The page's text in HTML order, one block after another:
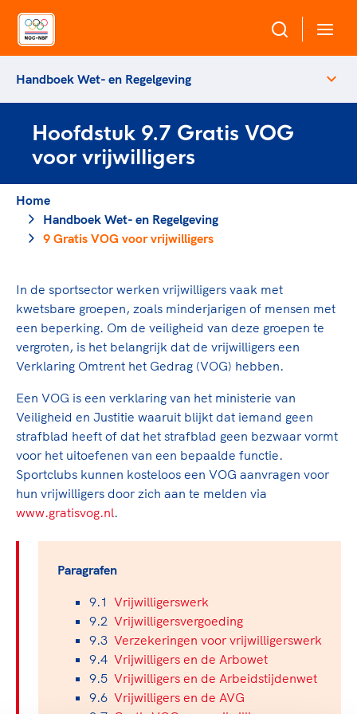
Over NOC*NSF
Sportagenda 2032
Leden
Algemene Vergadering
Raad van Toezicht en Bestuur
Merkbescherming NOC*NSF
Onze partners
Geven aan Sport
Sportakkoord II
TeamNL kids
Olympische geschiedenis
Nieuwspagina
Sport gaat niet vanzelf
Sportdeelname
Bonden en professionals in de sport
Beleidsmedewerkers
Clubbestuurders
Trainer-coaches
Officials
Veilige en integere sport
Diversiteit en inclusie
Gezonde sportomgeving
Duurzaamheid
Bekwaam sportkader
Vitale clubs en bestuurlijk kader
Sportmatch
Clubacties
Opleidingen en trainingen
High5 Stappenplan
Ruimte voor sport
Topsport
Atletencommissie
Paralympische Talentdag
TeamNL Academie Kalender
Kennisaanbod TeamNL Experts
TeamNL Sport Science Centre
Olympische Spelen LA28
Paralympische Spelen LA28
Europese Spelen Istanbul 2027
Topsportbeleid
Topsportfinanciering
Maatschappelijke waarde topsport
Top teamsportcompetities
Pers
Handboek Wet- en Regelgeving
Hoofdstuk 9.7 Gratis VOG
voor vrijwilligers
Home
Handboek Wet- en Regelgeving
9 Gratis VOG voor vrijwilligers
In de sportsector werken vrijwilligers vaak met
kwetsbare groepen, zoals minderjarigen of mensen met
een beperking. Om de veiligheid van deze groepen te
vergroten, is het belangrijk dat de vrijwilligers een
Verklaring Omtrent het Gedrag (VOG) hebben.
Een VOG is een verklaring van het ministerie van
Veiligheid en Justitie waaruit blijkt dat iemand geen
strafblad heeft of dat het strafblad geen bezwaar vormt
voor het uitoefenen van een bepaalde functie.
Sportclubs kunnen kosteloos een VOG aanvragen voor
hun vrijwilligers door zich aan te melden via
www.gratisvog.nl.
Paragrafen
9.1 Vrijwilligerswerk
9.2 Vrijwilligersvergoeding
9.3 Verzekeringen voor vrijwilligerswerk
9.4 Vrijwilligers en de Arbowet
9.5 Vrijwilligers en de Arbeidstijdenwet
9.6 Vrijwilligers en de AVG